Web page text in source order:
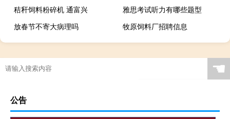
秸秆饲料粉碎机 通富兴
雅思考试听力有哪些题型
放春节不寄大病理吗
牧原饲料厂招聘信息
☚
公告